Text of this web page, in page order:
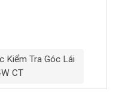
Kiểm Tra Góc Lái
CT